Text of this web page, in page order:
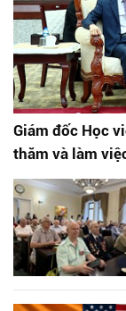
Giám đốc Học
thăm và làm